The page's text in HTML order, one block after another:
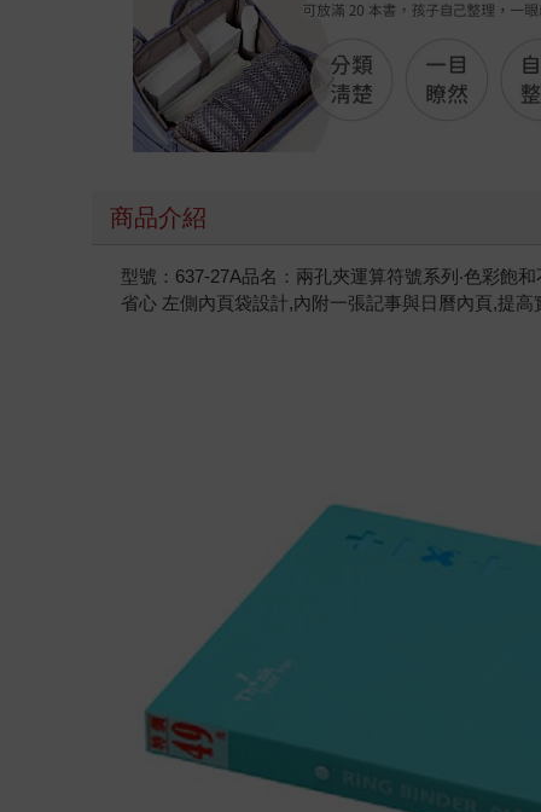
商品介紹
型號：637-27A品名：兩孔夾運算符號系列‧色彩飽
省心 左側內頁袋設計,內附一張記事與日曆內頁,提